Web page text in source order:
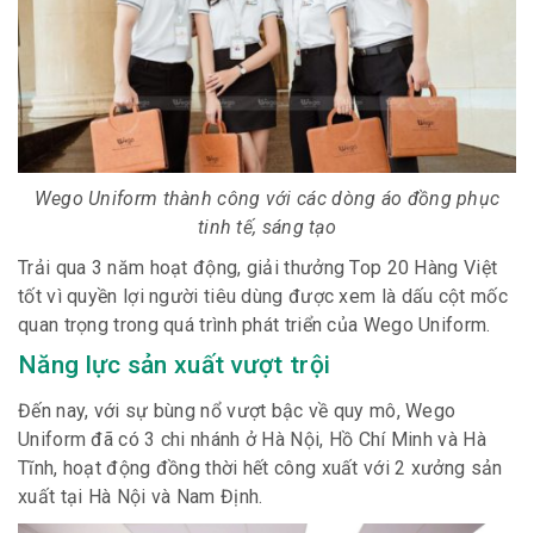
Wego Uniform thành công với các dòng áo đồng phục
tinh tế, sáng tạo
Trải qua 3 năm hoạt động, giải thưởng Top 20 Hàng Việt
tốt vì quyền lợi người tiêu dùng được xem là dấu cột mốc
quan trọng trong quá trình phát triển của Wego Uniform.
Năng lực sản xuất vượt trội
Đến nay, với sự bùng nổ vượt bậc về quy mô, Wego
Uniform đã có 3 chi nhánh ở Hà Nội, Hồ Chí Minh và Hà
Tĩnh, hoạt động đồng thời hết công xuất với 2 xưởng sản
xuất tại Hà Nội và Nam Định.